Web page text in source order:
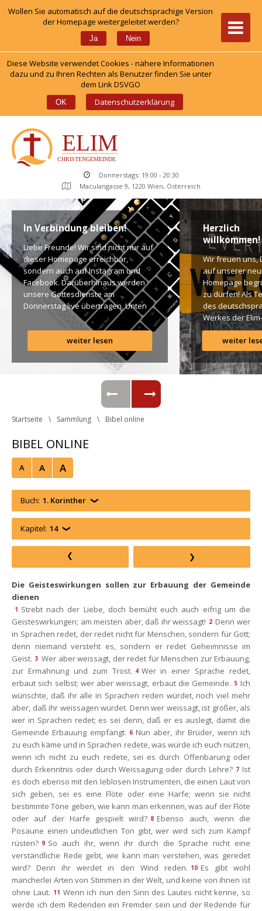
Wollen Sie automatisch auf die deutschsprachige Version
der Homepage weitergeleitet werden?
Ja Nein
Diese Website verwendet Cookies - nähere Informationen
dazu und zu Ihren Rechten als Benutzer finden Sie unter
dem Link DSVGO
OK Datenschutzerklärung
Donnerstags: 19:00 - 20:30
Maculangasse 9, 1220 Wien, Österreich
In Verbindung bleiben!
Liebe Freunde! Wir sind nicht nur auf
dieser Homepage erreichbar,
ondern auch auf Instagram und
Facebook. Darüberhinaus werden
unsere Gottesdienste am
Donnerstag live übertragen. Unten
findet Ihr dazu alle Links. Gottes
Segen! Live-Übertragung
Gottesdienst: http://ro.elim.at/live
Instagram: http://elim.wien
Facebook:
https://www.facebook.com/elimwien/
Photo by iabzd on Unsplash
weiter lesen
Herzlich
willkommen!
Wir freuen uns,
auf unserer
Homepage
zu dürfen! Als
des
Werkes der Elim-
Gemeinde ist
uns ein großes
Anliegen […]
weiter
Startseite Sammlung Bibel online
BIBEL ONLINE
A A A
Buch: 1. Korinther
Kapitel: 14
Die Geisteswirkungen sollen zur Erbauung der Gemeinde
dienen
1 Strebt nach der Liebe, doch bemüht euch auch eifrig um die
Geisteswirkungen; am meisten aber, daß ihr weissagt! 2 Denn wer
in Sprachen redet, der redet nicht für Menschen, sondern für Gott;
denn niemand versteht es, sondern er redet Geheimnisse im
Geist. 3 Wer aber weissagt, der redet für Menschen zur Erbauung,
zur Ermahnung und zum Trost. 4 Wer in einer Sprache redet,
erbaut sich selbst; wer aber weissagt, erbaut die Gemeinde. 5 Ich
wünschte, daß ihr alle in Sprachen reden würdet, noch viel mehr
aber, daß ihr weissagen würdet. Denn wer weissagt, ist größer, als
wer in Sprachen redet; es sei denn, daß er es auslegt, damit die
Gemeinde Erbauung empfängt. 6 Nun aber, ihr Brüder, wenn ich
zu euch käme und in Sprachen redete, was würde ich euch nützen,
wenn ich nicht zu euch redete, sei es durch Offenbarung oder
durch Erkenntnis oder durch Weissagung oder durch Lehre? 7 Ist
es doch ebenso mit den leblosen Instrumenten, die einen Laut von
ich geben, sei es eine Flöte oder eine Harfe; wenn sie nicht
bestimmte Töne geben, wie kann man erkennen, was auf der Flöte
oder auf der Harfe gespielt wird? 8 Ebenso auch, wenn die
Posaune einen undeutlichen Ton gibt, wer wird sich zum Kampf
rüsten? 9 So auch ihr, wenn ihr durch die Sprache nicht eine
verständliche Rede gebt, wie kann man verstehen, was geredet
wird? Denn ihr werdet in den Wind reden. 10 Es gibt wohl
mancherlei Arten von Stimmen in der Welt, und keine von ihnen ist
ohne Laut. 11 Wenn ich nun den Sinn des Lautes nicht kenne, so
werde ich dem Redenden ein Fremder sein und der Redende für